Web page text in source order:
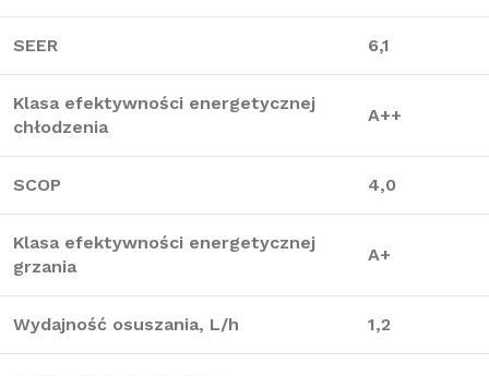
SEER 6,1
Klasa efektywności energetycznej
chłodzenia
A++
SCOP 4,0
Klasa efektywności energetycznej
grzania
A+
Wydajność osuszania, L/h 1,2